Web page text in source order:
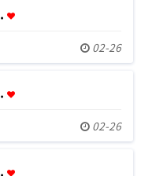
02-26
02-26